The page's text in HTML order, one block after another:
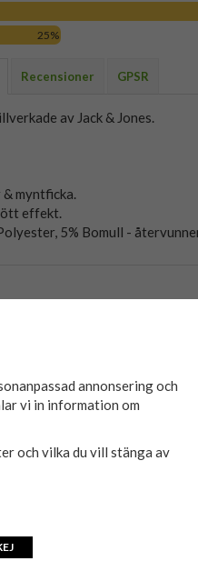
25%
Recensioner GPSR
av Jack & Jones.
myntficka.
effekt.
5% Bomull -
annonsering och
vi in information om
och vilka du vill stänga av